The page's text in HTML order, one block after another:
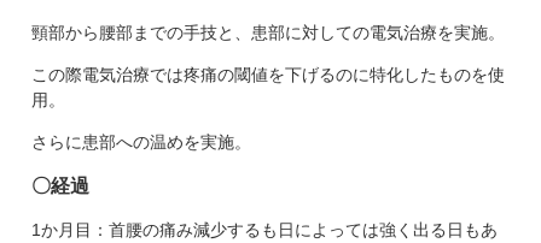
頸部から腰部までの手技と、患部に対しての電気治療を実施。
この際電気治療では疼痛の閾値を下げるのに特化したものを使
用。
さらに患部への温めを実施。
〇経過
1か月目：首腰の痛み減少するも日によっては強く出る日もあ